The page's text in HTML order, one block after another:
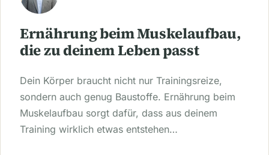
Ernährung beim Muskelaufbau,
die zu deinem Leben passt
Dein Körper braucht nicht nur Trainingsreize,
sondern auch genug Baustoffe. Ernährung beim
Muskelaufbau sorgt dafür, dass aus deinem
Training wirklich etwas entstehen…